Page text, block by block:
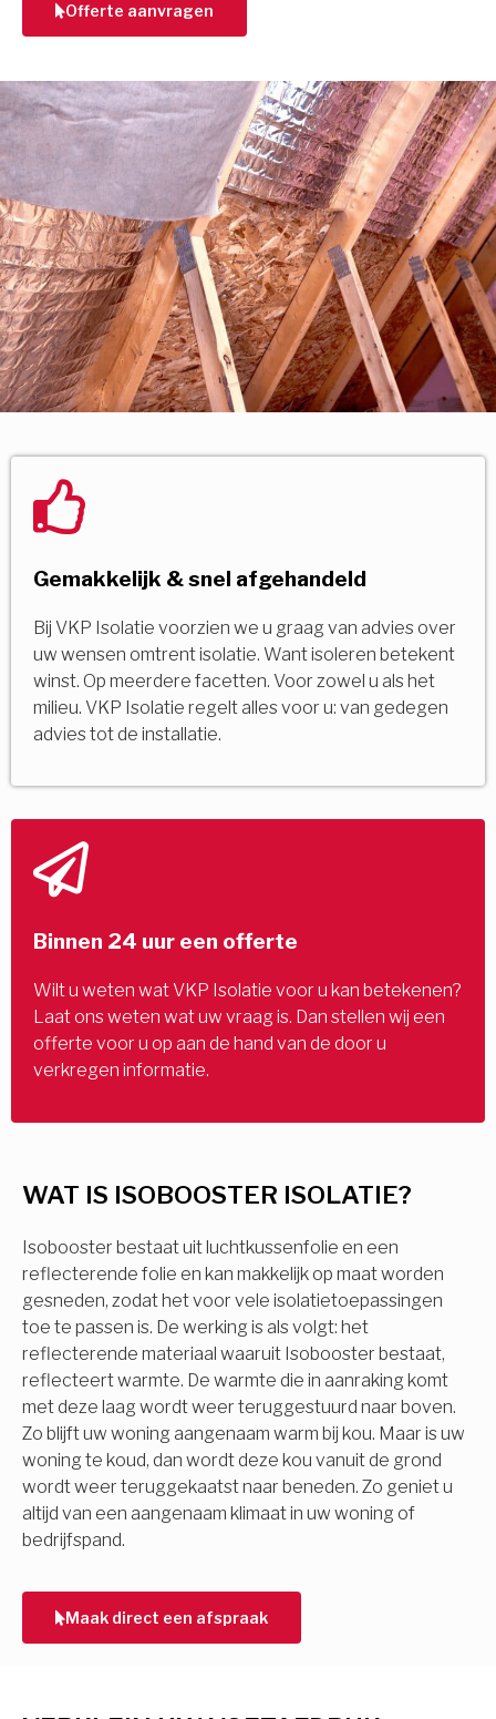
Offerte aanvragen
WAT IS ISOBOOSTER ISOLATIE?
Isobooster bestaat uit luchtkussenfolie en een
reflecterende folie en kan makkelijk op maat worden
gesneden, zodat het voor vele isolatietoepassingen
toe te passen is. De werking is als volgt: het
reflecterende materiaal waaruit Isobooster bestaat,
reflecteert warmte. De warmte die in aanraking komt
met deze laag wordt weer teruggestuurd naar boven.
Zo blijft uw woning aangenaam warm bij kou. Maar is uw
woning te koud, dan wordt deze kou vanuit de grond
wordt weer teruggekaatst naar beneden. Zo geniet u
altijd van een aangenaam klimaat in uw woning of
bedrijfspand.
Maak direct een afspraak
Gemakkelijk & snel afgehandeld
Bij VKP Isolatie voorzien we u graag van advies over
uw wensen omtrent isolatie. Want isoleren betekent
winst. Op meerdere facetten. Voor zowel u als het
milieu. VKP Isolatie regelt alles voor u: van gedegen
advies tot de installatie.
Binnen 24 uur een offerte
Wilt u weten wat VKP Isolatie voor u kan betekenen?
Laat ons weten wat uw vraag is. Dan stellen wij een
offerte voor u op aan de hand van de door u
verkregen informatie.